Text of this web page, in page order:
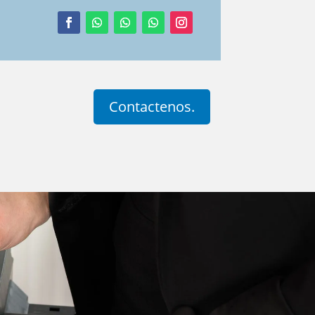
Contactenos.